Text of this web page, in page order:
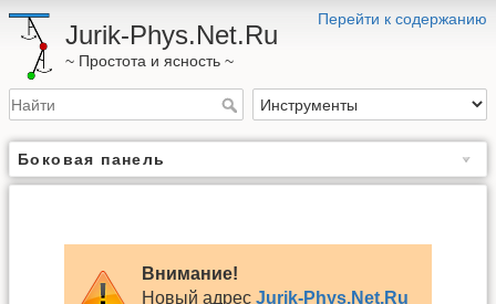
Перейти к содержанию
Jurik-Phys.Net.Ru
~ Простота и ясность ~
Боковая панель
Внимание!
Новый адресJurik-Phys.Net.Ru